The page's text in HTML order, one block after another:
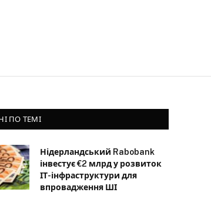
ПО ТЕМІ
Нідерландський Rabobank
інвестує €2 млрд у розвиток
ІТ-інфраструктури для
впровадження ШІ